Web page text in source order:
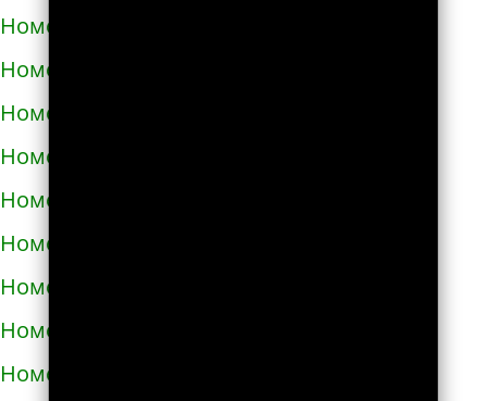
Номера телефонов такси в Каневе
Номера телефонов такси в Карловке
Номера телефонов такси в Каховке
Номера телефонов такси в Киверцах
Номера телефонов такси в Киеве
Номера телефонов такси в Килие
Номера телефонов такси в Ковеле
Номера телефонов такси в Коломые
Номера телефонов такси в Конотопе